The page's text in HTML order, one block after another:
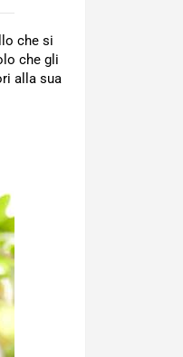
che si
che gli
alla sua